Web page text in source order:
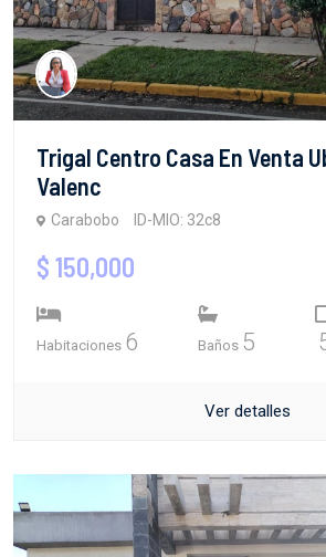
Trigal Centro Casa En Venta
Valenc
Carabobo ID-MIO: 32c8
$ 150,000
Habitaciones 6 Baños 5
Ver detalles